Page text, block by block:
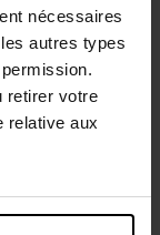
nécessaires
autres types
retirer votre
relative aux